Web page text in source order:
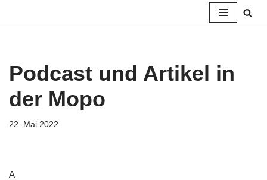
Podcast und Artikel in
der Mopo
22. Mai 2022
A